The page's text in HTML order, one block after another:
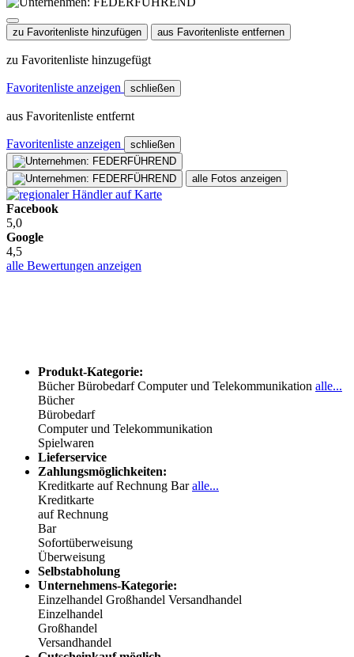
zu Favoritenliste hinzufügen aus Favoritenliste entfernen
zu Favoritenliste hinzugefügt
Favoritenliste anzeigen schließen
aus Favoritenliste entfernt
Favoritenliste anzeigen schließen
alle Fotos anzeigen
Facebook
5,0
Google
4,5
alle Bewertungen anzeigen
Produkt-Kategorie:
BücherBürobedarfComputer und Telekommunikation alle...
Bücher
Bürobedarf
Computer und Telekommunikation
Spielwaren
Lieferservice
Zahlungsmöglichkeiten:
Kreditkarte auf Rechnung Baralle...
Kreditkarte
auf Rechnung
Bar
Sofortüberweisung
Überweisung
Selbstabholung
Unternehmens-Kategorie:
Einzelhandel Großhandel Versandhandel
Einzelhandel
Großhandel
Versandhandel